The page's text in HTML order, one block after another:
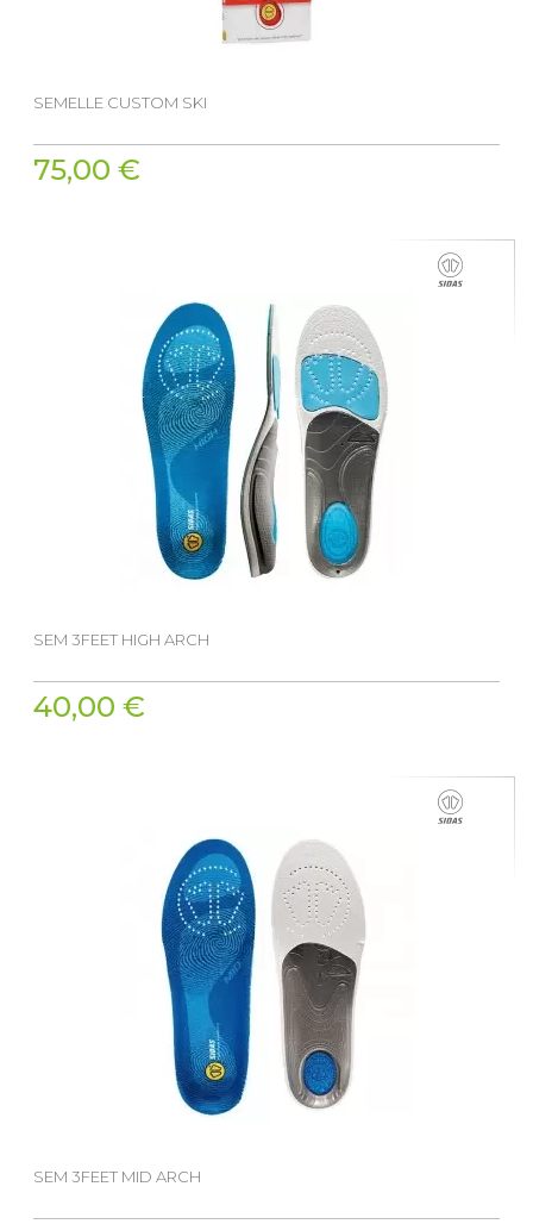
SEMELLE CUSTOM SKI
75,00 €
SEM 3FEET HIGH ARCH
40,00 €
SEM 3FEET MID ARCH